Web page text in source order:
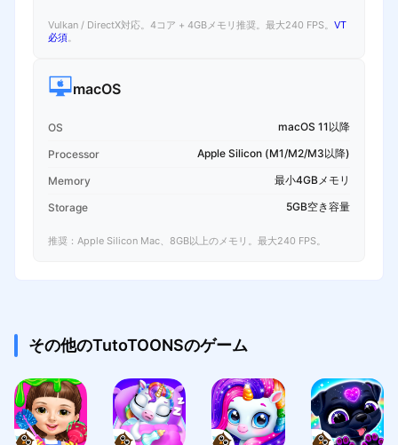
Vulkan / DirectX対応。4コア + 4GBメモリ推奨。最大240 FPS。 VT
必須。
macOS
OS macOS 11以降
Processor Apple Silicon (M1/M2/M3以降)
Memory 最小4GBメモリ
Storage 5GB空き容量
推奨：Apple Silicon Mac、8GB以上のメモリ。最大240 FPS。
その他のTutoTOONSのゲーム